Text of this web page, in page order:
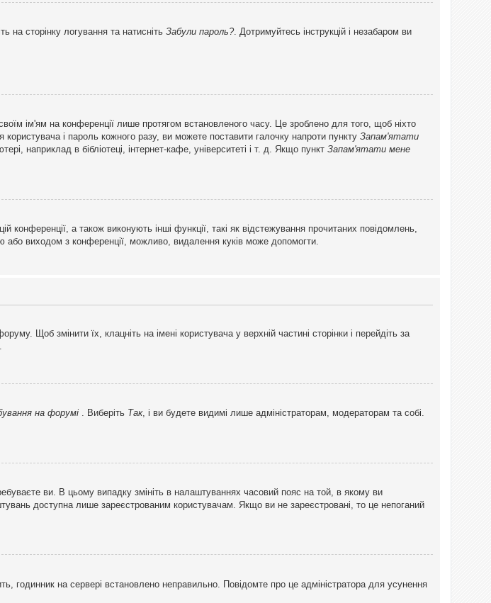
сторінку логування та натисніть Забули пароль?. Дотримуйтесь інструкцій і незабаром ви
ім'ям на конференції лише протягом встановленого часу. Це зроблено для того, щоб ніхто
і пароль кожного разу, ви можете поставити галочку напроти пункту Запам'ятати
наприклад в бібліотеці, інтернет-кафе, університеті і т. д. Якщо пункт Запам'ятати мене
а також виконують інші функції, такі як відстежування прочитаних повідомлень,
виходом з конференції, можливо, видалення куків може допомогти.
Щоб змінити їх, клацніть на імені користувача у верхній частині сторінки і перейдіть за
на форумі . Виберіть Так, і ви будете видимі лише адміністраторам, модераторам та собі.
ви. В цьому випадку змініть в налаштуваннях часовий пояс на той, в якому ви
доступна лише зареєстрованим користувачам. Якщо ви не зареєстровані, то це непоганий
на сервері встановлено неправильно. Повідомте про це адміністратора для усунення